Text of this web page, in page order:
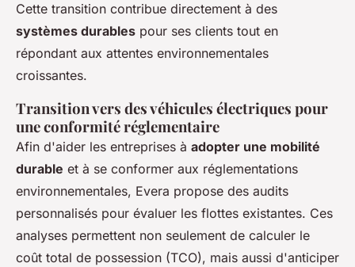
Cette transition contribue directement à des
systèmes durables pour ses clients tout en
répondant aux attentes environnementales
croissantes.
Transition vers des véhicules électriques pour
une conformité réglementaire
Afin d'aider les entreprises à adopter une mobilité
durable et à se conformer aux réglementations
environnementales, Evera propose des audits
personnalisés pour évaluer les flottes existantes. Ces
analyses permettent non seulement de calculer le
coût total de possession (TCO), mais aussi d'anticiper